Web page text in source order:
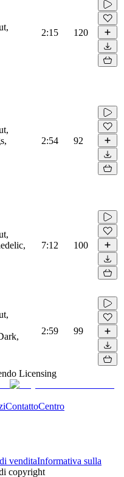
2:15 120
2:54 92
7:12 100
2:59 99
Licensing
ContattoCentro
venditaInformativa sulla
copyright